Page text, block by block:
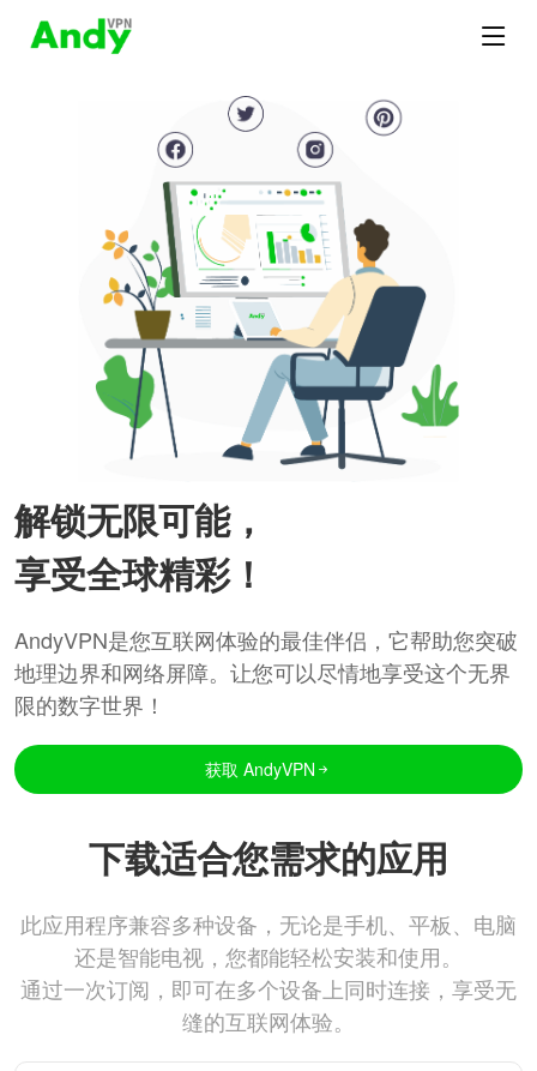
解锁无限可能，
享受全球精彩！
AndyVPN是您互联网体验的最佳伴侣，它帮助您突破
地理边界和网络屏障。让您可以尽情地享受这个无界
限的数字世界！
获取 AndyVPN
下载适合您需求的应用
此应用程序兼容多种设备，无论是手机、平板、电脑
还是智能电视，您都能轻松安装和使用。
通过一次订阅，即可在多个设备上同时连接，享受无
缝的互联网体验。